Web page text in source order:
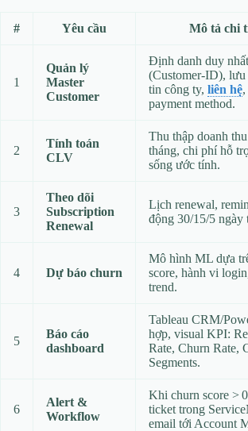
# Yêu cầu Mô tả chi
1
Quản lý
Master
Customer
Định danh duy nhất
(Customer‑ID),
tin công ty, liên hệ
payment method.
2
Tính toán
CLV
Thu thập doanh
tháng, chi phí hỗ
sống ước tính.
3
Theo dõi
Subscription
Renewal
Lịch renewal,
động 30/15/5 ngày
4 Dự báo churn
Mô hình ML dựa
score, hành vi
trend.
5
Báo cáo
dashboard
Tableau CRM/
hợp, visual KPI:
Rate, Churn Rate,
Segments.
6
Alert &
Workflow
Khi churn score >
ticket trong
email tới Account